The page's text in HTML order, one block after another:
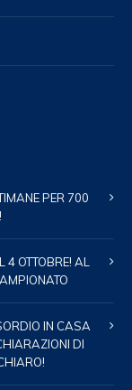
PER 700
OTTOBRE! AL
IN CASA
DI